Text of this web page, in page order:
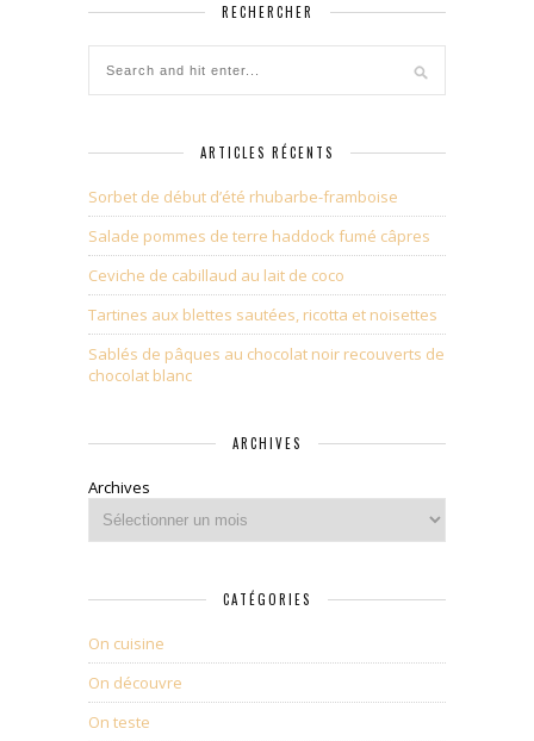
RECHERCHER
ARTICLES RÉCENTS
Sorbet de début d’été rhubarbe-framboise
Salade pommes de terre haddock fumé câpres
Ceviche de cabillaud au lait de coco
Tartines aux blettes sautées, ricotta et noisettes
Sablés de pâques au chocolat noir recouverts de
chocolat blanc
ARCHIVES
Archives
CATÉGORIES
On cuisine
On découvre
On teste